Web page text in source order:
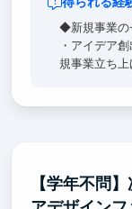
◆新規事業の
・アイデア
規事業立ち
・戦略立案
【学年不問